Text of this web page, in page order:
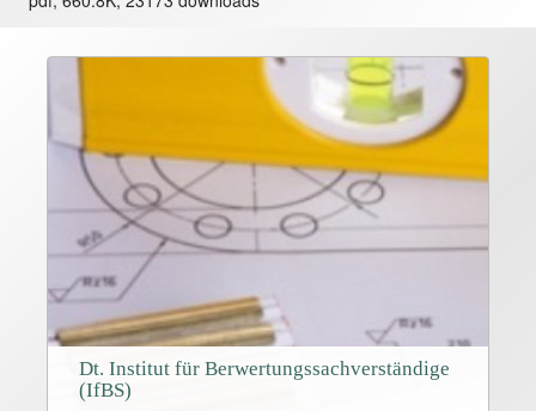
Dt. Institut für Berwertungssachverständige
(IfBS)